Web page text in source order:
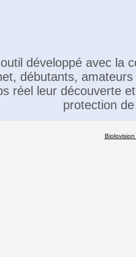
développé avec la
débutants,
réel leur découverte
protection
Biolovision